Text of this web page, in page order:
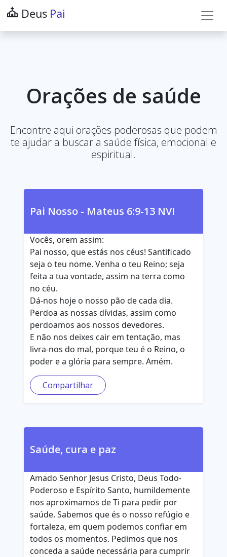
Deus Pai
Orações de saúde
Encontre aqui orações poderosas que podem
te ajudar a buscar a saúde física, emocional e
espiritual.
Pai Nosso - Mateus 6:9-13 NVI
Vocês, orem assim:
Pai nosso, que estás nos céus! Santificado
seja o teu nome. Venha o teu Reino; seja
feita a tua vontade, assim na terra como
no céu.
Dá-nos hoje o nosso pão de cada dia.
Perdoa as nossas dívidas, assim como
perdoamos aos nossos devedores.
E não nos deixes cair em tentação, mas
livra-nos do mal, porque teu é o Reino, o
poder e a glória para sempre. Amém.
Compartilhar
Saúde, cura e paz
Amado Senhor Jesus Cristo, Deus Todo-
Poderoso e Espírito Santo, humildemente
nos aproximamos de Ti para pedir por
saúde. Sabemos que és o nosso refúgio e
fortaleza, em quem podemos confiar em
todos os momentos. Pedimos que nos
conceda a saúde necessária para cumprir